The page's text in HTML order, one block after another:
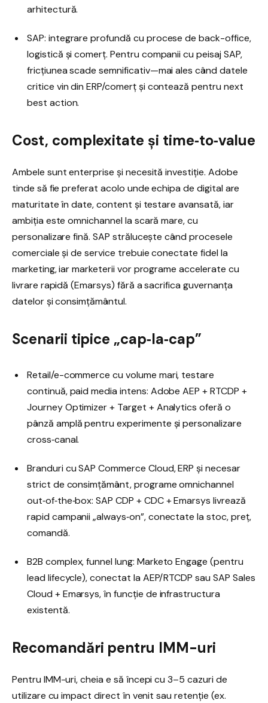
arhitectură.
SAP: integrare profundă cu procese de back-office,
logistică și comerț. Pentru companii cu peisaj SAP,
fricțiunea scade semnificativ—mai ales când datele
critice vin din ERP/comerț și contează pentru next
best action.
Cost, complexitate și time‑to‑value
Ambele sunt enterprise și necesită investiție. Adobe
tinde să fie preferat acolo unde echipa de digital are
maturitate în date, content și testare avansată, iar
ambiția este omnichannel la scară mare, cu
personalizare fină. SAP strălucește când procesele
comerciale și de service trebuie conectate fidel la
marketing, iar marketerii vor programe accelerate cu
livrare rapidă (Emarsys) fără a sacrifica guvernanța
datelor și consimțământul.
Scenarii tipice „cap‑la‑cap”
Retail/e-commerce cu volume mari, testare
continuă, paid media intens: Adobe AEP + RTCDP +
Journey Optimizer + Target + Analytics oferă o
pânză amplă pentru experimente și personalizare
cross‑canal.
Branduri cu SAP Commerce Cloud, ERP și necesar
strict de consimțământ, programe omnichannel
out‑of‑the‑box: SAP CDP + CDC + Emarsys livrează
rapid campanii „always‑on”, conectate la stoc, preț,
comandă.
B2B complex, funnel lung: Marketo Engage (pentru
lead lifecycle), conectat la AEP/RTCDP sau SAP Sales
Cloud + Emarsys, în funcție de infrastructura
existentă.
Recomandări pentru IMM-uri
Pentru IMM-uri, cheia e să începi cu 3–5 cazuri de
utilizare cu impact direct în venit sau retenție (ex.